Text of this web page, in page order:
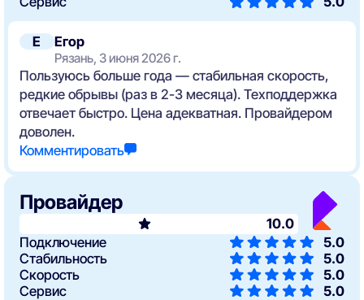
Е Егор
Рязань, 3 июня 2026 г.
Пользуюсь больше года — стабильная скорость,
редкие обрывы (раз в 2-3 месяца). Техподдержка
отвечает быстро. Цена адекватная. Провайдером
доволен.
Комментировать
Провайдер
10.0
Подключение
5.0
Стабильность
5.0
Скорость
5.0
Сервис
5.0